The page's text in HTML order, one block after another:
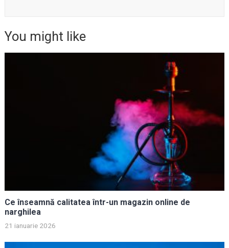
You might like
Ce înseamnă calitatea într-un magazin online de
narghilea
21 ianuarie 2026